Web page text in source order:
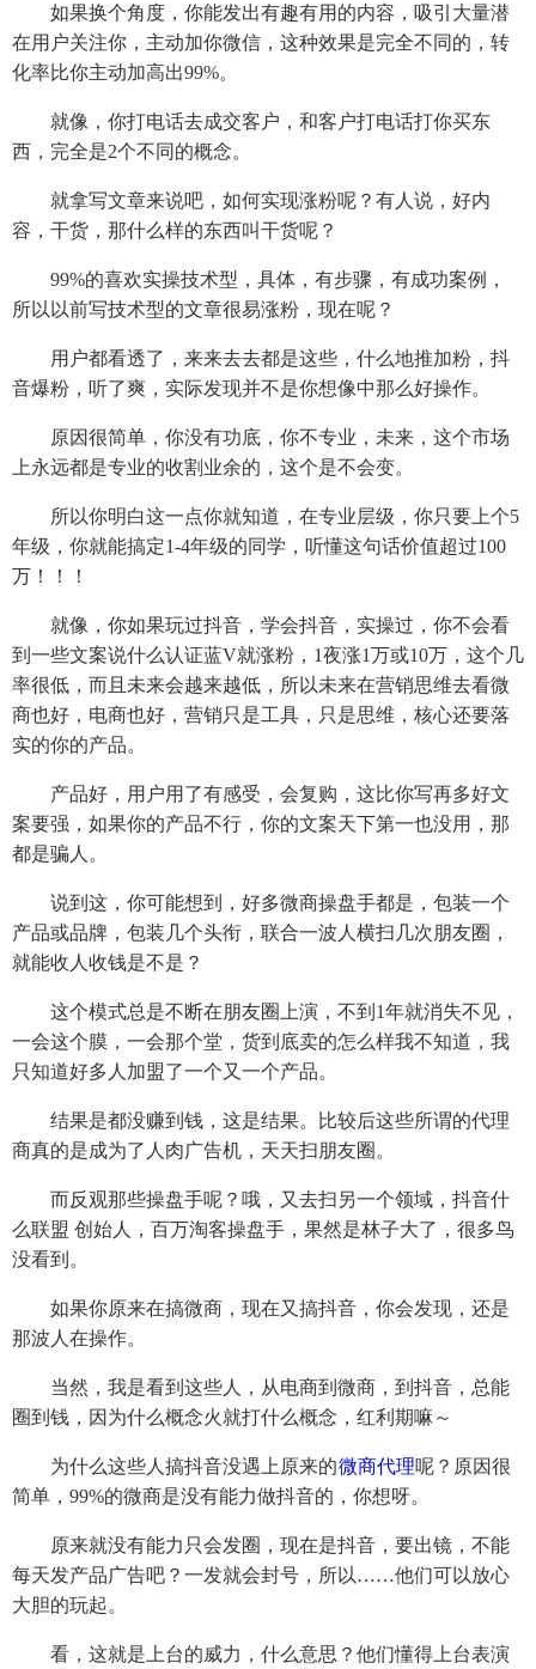
如果换个角度，你能发出有趣有用的内容，吸引大量潜
在用户关注你，主动加你微信，这种效果是完全不同的，转
化率比你主动加高出99%。
就像，你打电话去成交客户，和客户打电话打你买东
西，完全是2个不同的概念。
就拿写文章来说吧，如何实现涨粉呢？有人说，好内
容，干货，那什么样的东西叫干货呢？
99%的喜欢实操技术型，具体，有步骤，有成功案例，
所以以前写技术型的文章很易涨粉，现在呢？
用户都看透了，来来去去都是这些，什么地推加粉，抖
音爆粉，听了爽，实际发现并不是你想像中那么好操作。
原因很简单，你没有功底，你不专业，未来，这个市场
上永远都是专业的收割业余的，这个是不会变。
所以你明白这一点你就知道，在专业层级，你只要上个5
年级，你就能搞定1-4年级的同学，听懂这句话价值超过100
万！！！
就像，你如果玩过抖音，学会抖音，实操过，你不会看
到一些文案说什么认证蓝V就涨粉，1夜涨1万或10万，这个几
率很低，而且未来会越来越低，所以未来在营销思维去看微
商也好，电商也好，营销只是工具，只是思维，核心还要落
实的你的产品。
产品好，用户用了有感受，会复购，这比你写再多好文
案要强，如果你的产品不行，你的文案天下第一也没用，那
都是骗人。
说到这，你可能想到，好多微商操盘手都是，包装一个
产品或品牌，包装几个头衔，联合一波人横扫几次朋友圈，
就能收人收钱是不是？
这个模式总是不断在朋友圈上演，不到1年就消失不见，
一会这个膜，一会那个堂，货到底卖的怎么样我不知道，我
只知道好多人加盟了一个又一个产品。
结果是都没赚到钱，这是结果。比较后这些所谓的代理
商真的是成为了人肉广告机，天天扫朋友圈。
而反观那些操盘手呢？哦，又去扫另一个领域，抖音什
么联盟 创始人，百万淘客操盘手，果然是林子大了，很多鸟
没看到。
如果你原来在搞微商，现在又搞抖音，你会发现，还是
那波人在操作。
当然，我是看到这些人，从电商到微商，到抖音，总能
圈到钱，因为什么概念火就打什么概念，红利期嘛～
为什么这些人搞抖音没遇上原来的微商代理呢？原因很
简单，99%的微商是没有能力做抖音的，你想呀。
原来就没有能力只会发圈，现在是抖音，要出镜，不能
每天发产品广告吧？一发就会封号，所以……他们可以放心
大胆的玩起。
看，这就是上台的威力，什么意思？他们懂得上台表演